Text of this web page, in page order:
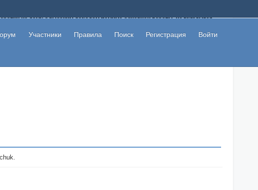
на дому с высоким доходом помимо основной работы, не вкладывая
пользователи не попались на развод. Вы сможете начать зарабатывать
ссылками и первая прибыль не заставит себя долго ждать.
Участники Правила Поиск Регистрация Войти